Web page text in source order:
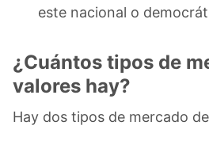
este nacional o
¿Cuántos tipos de
valores hay?
Hay dos tipos de mercado